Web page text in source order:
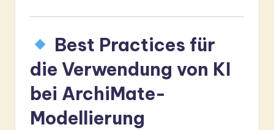
Best Practices für
die Verwendung von KI
bei ArchiMate-
Modellierung